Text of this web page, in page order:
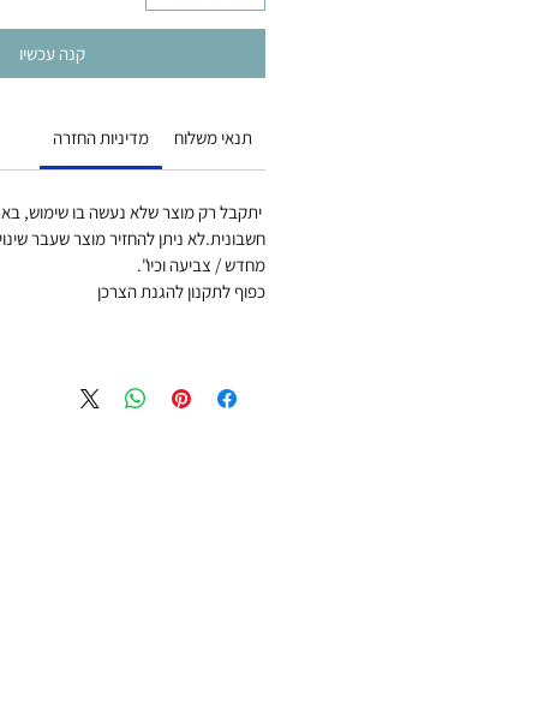
קנה עכשיו
מדיניות החזרה תנאי משלוח
יתקבל רק מוצר שלא נעשה בו שימוש,
חשבונית.לא ניתן להחזיר מוצר שעבר שינוי
מחדש / צביעה וכיו".
כפוף לתקנון להגנת הצרכן